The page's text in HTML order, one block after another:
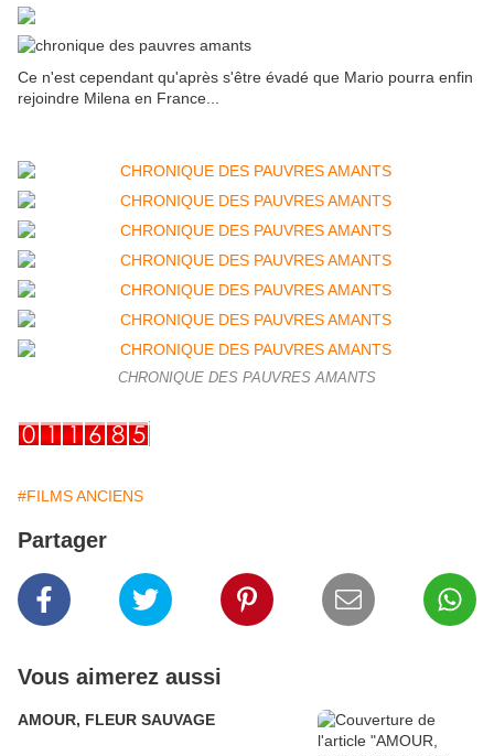
Ce n'est cependant qu'après s'être évadé que Mario pourra enfin
rejoindre Milena en France...
CHRONIQUE DES PAUVRES AMANTS
#FILMS ANCIENS
Partager
Vous aimerez aussi
AMOUR, FLEUR SAUVAGE